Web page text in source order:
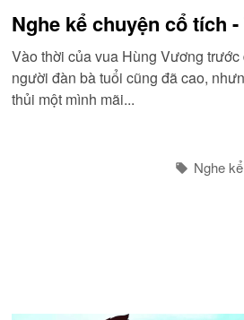
Nghe kể chuyện cổ tích
Vào thời của vua Hùng Vương trước
người đàn bà tuổi cũng đã cao,
thủi một mình mãi...
Nghe